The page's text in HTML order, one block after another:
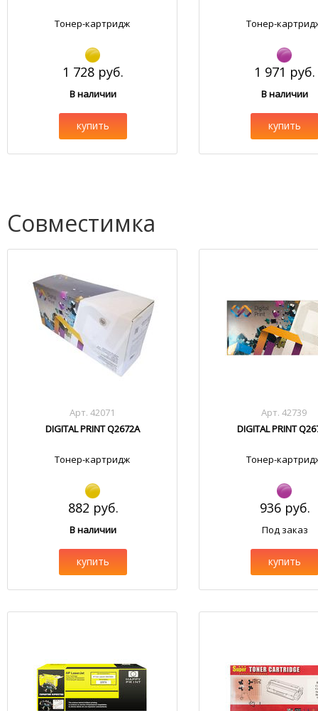
Тонер-картридж
1 728 руб.
В наличии
купить
Тонер-
1 971 руб.
В наличии
купить
Совместимка
Арт. 42071
DIGITAL PRINT Q2672A
Тонер-картридж
882 руб.
В наличии
купить
Арт. 42739
DIGITAL PRINT
Тонер-
936 руб.
Под заказ
купить